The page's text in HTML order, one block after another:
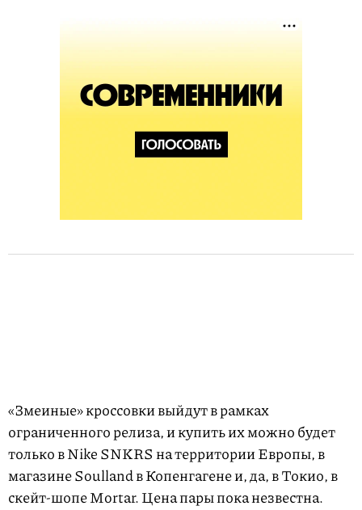
«Змеиные» кроссовки выйдут в рамках
ограниченного релиза, и купить их можно будет
только в Nike SNKRS на территории Европы, в
магазине Soulland в Копенгагене и, да, в Токио, в
скейт-шопе Mortar. Цена пары пока незвестна.